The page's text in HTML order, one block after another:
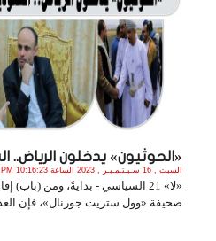
«الحوثيون» يدخلون الرياض..
السبت , 16 سـبـتـمـبـر , 2023 الساعة 10:16:23 PM
«لا» 21 السياسي - بدايةً، ومن
صحيفة «وول ستريت جورنال»، فإن